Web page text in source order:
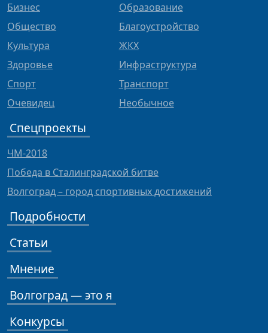
Бизнес
Общество
Культура
Здоровье
Спорт
Очевидец
Образование
Благоустройство
ЖКХ
Инфраструктура
Транспорт
Необычное
Спецпроекты
ЧМ-2018
Победа в Сталинградской битве
Волгоград – город спортивных достижений
Подробности
Статьи
Мнение
Волгоград — это я
Конкурсы